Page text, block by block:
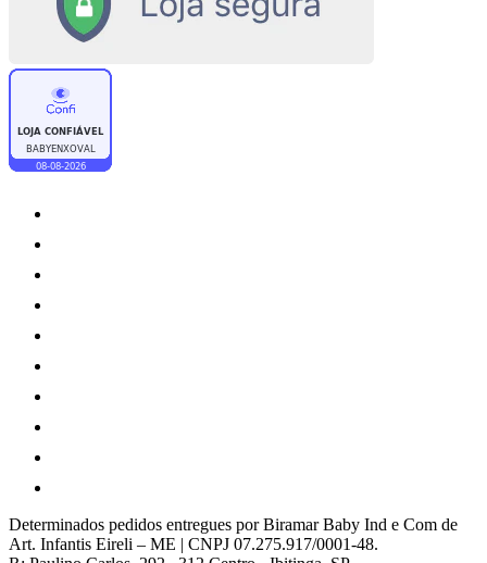
Determinados pedidos entregues por Biramar Baby Ind e Com de
Art. Infantis Eireli – ME | CNPJ 07.275.917/0001-48.